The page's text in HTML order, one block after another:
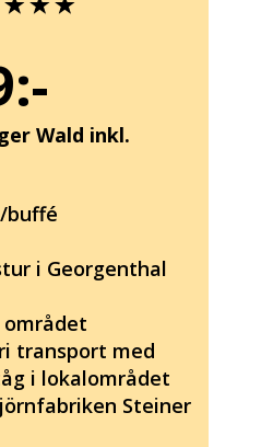
Wald inkl.
buffé
i Georgenthal
transport med
i lokalområdet
Steiner